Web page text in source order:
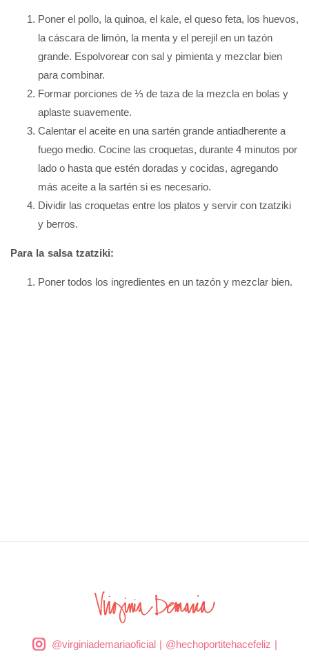
Poner el pollo, la quinoa, el kale, el queso feta, los huevos,
la cáscara de limón, la menta y el perejil en un tazón
grande. Espolvorear con sal y pimienta y mezclar bien
para combinar.
Formar porciones de ⅓ de taza de la mezcla en bolas y
aplaste suavemente.
Calentar el aceite en una sartén grande antiadherente a
fuego medio. Cocine las croquetas, durante 4 minutos por
lado o hasta que estén doradas y cocidas, agregando
más aceite a la sartén si es necesario.
Dividir las croquetas entre los platos y servir con tzatziki
y berros.
Para la salsa tzatziki:
Poner todos los ingredientes en un tazón y mezclar bien.
@virginiademariaoficial| @hechoportitehacefeliz |